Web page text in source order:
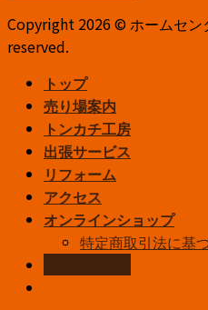
Copyright 2026 © ホームセン
reserved.
トップ
売り場案内
トンカチ工房
出張サービス
リフォーム
アクセス
オンラインショップ
特定商取引法に基